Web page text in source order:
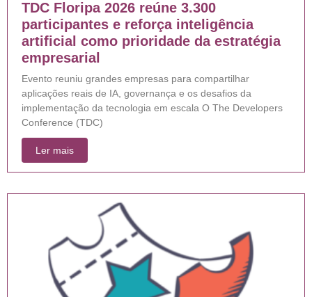
TDC Floripa 2026 reúne 3.300
participantes e reforça inteligência
artificial como prioridade da estratégia
empresarial
Evento reuniu grandes empresas para compartilhar
aplicações reais de IA, governança e os desafios da
implementação da tecnologia em escala O The Developers
Conference (TDC)
Ler mais